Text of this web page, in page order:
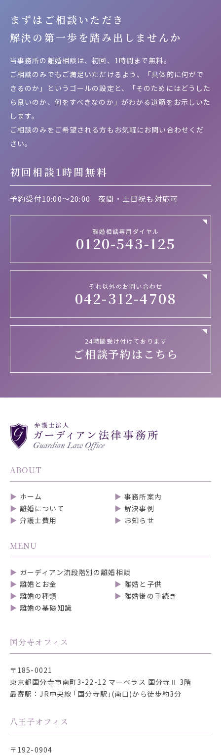
まずはご相談いただき
解決の第一歩を 踏み出しませんか
当事務所の離婚相談は、初回、1時間まで無料。
ご相談のみでもご満足いただけるよう、「具体的に何がで
きるのか」というゴールの設定と、「そのためにはどうした
ら良いのか、何をすべきなのか」がわかる道筋をお示しいた
します。
ご相談のみをご希望される方もお気軽にお問い合わせくだ
さい。
初回相談1時間無料
予約受付10:00～20:00夜間・土日祝も対応可
離婚相談専用ダイヤル
0120-543-125
それ以外のお問い合わせ
042-312-4708
24時間受け付けております
ご相談予約はこちら
ABOUT
ホーム
事務所案内
離婚について
解決事例
弁護士費用
お知らせ
MENU
ガーディアン流段階別の離婚相談
離婚とお金
離婚と子供
離婚の種類
離婚後の手続き
離婚の基礎知識
国分寺オフィス
〒185-0021
東京都国分寺市南町3-22-12 マーベラス 国分寺Ⅱ 3階
最寄駅：JR中央線 ｢国分寺駅｣(南口)から徒歩約3分
八王子オフィス
〒192-0904